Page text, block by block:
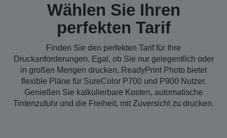
Wählen Sie Ihren
perfekten Tarif
Finden Sie den perfekten Tarif für Ihre
Druckanforderungen. Egal, ob Sie nur gelegentlich oder
in großen Mengen drucken, ReadyPrint Photo bietet
flexible Pläne für SureColor P700 und P900 Nutzer.
Genießen Sie kalkulierbare Kosten, automatische
Tintenzufuhr und die Freiheit, mit Zuversicht zu drucken.